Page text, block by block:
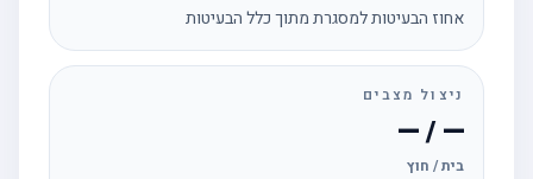
אחוז הבעיטות למסגרת מתוך כלל הבעיטות
ניצול מצבים
— / —
בית / חוץ